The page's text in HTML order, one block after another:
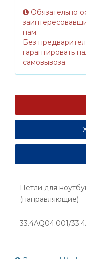
Обязательно
нам.
Без
гарантировать
самовывоза.
Петли для
(направляющие)
33.4AQ04.001/